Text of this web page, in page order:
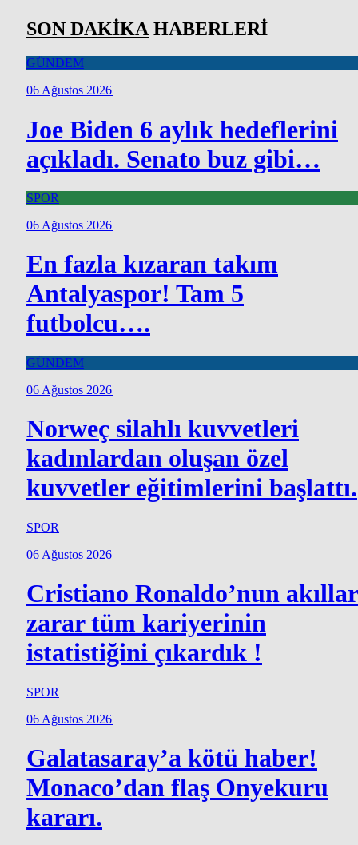
SON DAKİKA HABERLERİ
GÜNDEM
06 Ağustos 2026
Joe Biden 6 aylık hedeflerini
açıkladı. Senato buz gibi…
SPOR
06 Ağustos 2026
En fazla kızaran takım
Antalyaspor! Tam 5
futbolcu….
GÜNDEM
06 Ağustos 2026
Norweç silahlı kuvvetleri
kadınlardan oluşan özel
kuvvetler eğitimlerini başlattı.
SPOR
06 Ağustos 2026
Cristiano Ronaldo’nun
zarar tüm kariyerinin
istatistiğini çıkardık !
SPOR
06 Ağustos 2026
Galatasaray’a kötü haber!
Monaco’dan flaş Onyekuru
kararı.